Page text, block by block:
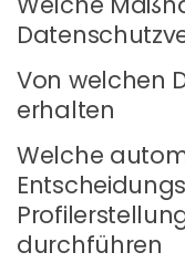
Von welchen
erhalten
Welche
durchführen